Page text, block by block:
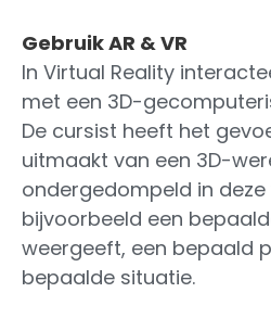
Gebruik AR & VR
In Virtual Reality
met een 3D-
De cursist heeft het
uitmaakt van een 3D-
ondergedompeld in
bijvoorbeeld een
weergeeft, een bepaald
bepaalde situatie.